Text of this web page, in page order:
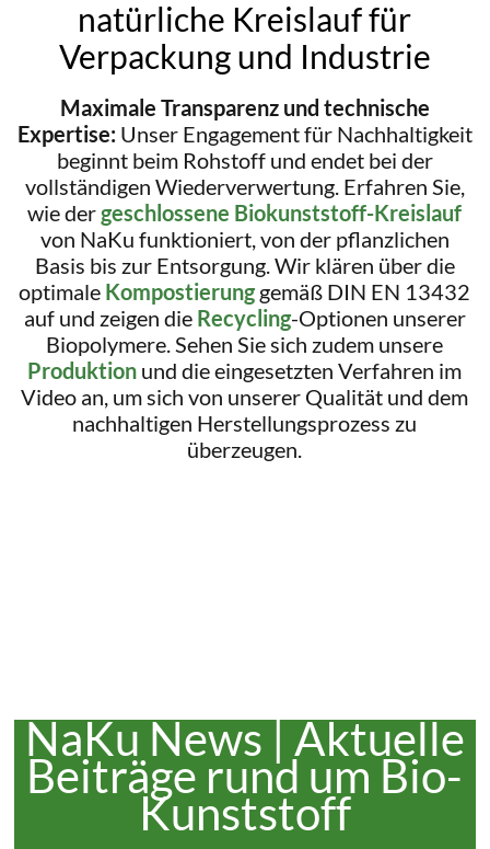
natürliche Kreislauf für
Verpackung und Industrie
Maximale Transparenz und technische
Expertise:Unser Engagement für Nachhaltigkeit
beginnt beim Rohstoff und endet bei der
vollständigen Wiederverwertung. Erfahren Sie,
wie dergeschlossene Biokunststoff-Kreislauf
von NaKu funktioniert, von der pflanzlichen
Basis bis zur Entsorgung. Wir klären über die
optimale Kompostierunggemäß DIN EN 13432
auf und zeigen die Recycling-Optionen unserer
Biopolymere. Sehen Sie sich zudem unsere
Produktion und die eingesetzten Verfahren im
Video an, um sich von unserer Qualität und dem
nachhaltigen Herstellungsprozess zu
überzeugen.
NaKu News | Aktuelle
Beiträge rund um Bio-
Kunststoff